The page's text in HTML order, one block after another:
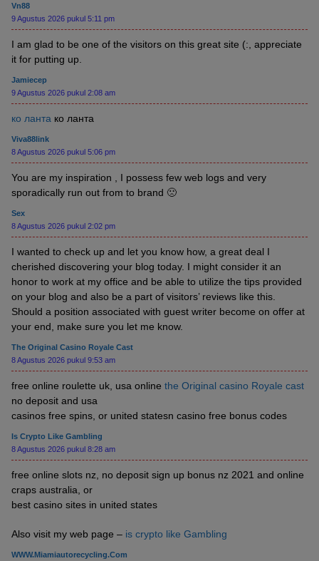
Vn88
9 Agustus 2026 pukul 5:11 pm
I am glad to be one of the visitors on this great site (:, appreciate
it for putting up.
Jamiecep
9 Agustus 2026 pukul 2:08 am
ко ланта ко ланта
Viva88link
8 Agustus 2026 pukul 5:06 pm
You are my inspiration , I possess few web logs and very
sporadically run out from to brand 🙁
Sex
8 Agustus 2026 pukul 2:02 pm
I wanted to check up and let you know how, a great deal I
cherished discovering your blog today. I might consider it an
honor to work at my office and be able to utilize the tips provided
on your blog and also be a part of visitors’ reviews like this.
Should a position associated with guest writer become on offer at
your end, make sure you let me know.
The Original Casino Royale Cast
8 Agustus 2026 pukul 9:53 am
free online roulette uk, usa online the Original casino Royale cast
no deposit and usa
casinos free spins, or united statesn casino free bonus codes
Is Crypto Like Gambling
8 Agustus 2026 pukul 8:28 am
free online slots nz, no deposit sign up bonus nz 2021 and online
craps australia, or
best casino sites in united states
Also visit my web page – is crypto like Gambling
WWW.Miamiautorecycling.com